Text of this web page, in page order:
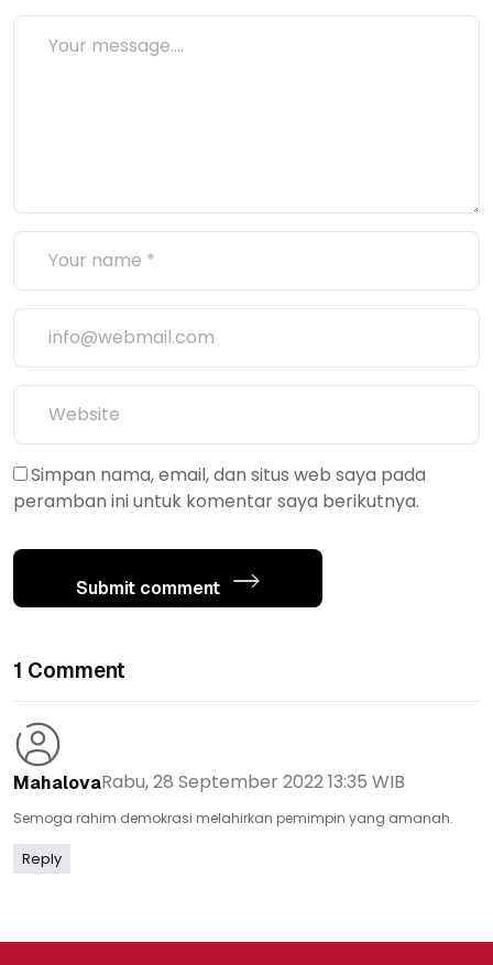
Simpan nama, email, dan situs web saya pada
peramban ini untuk komentar saya berikutnya.
Submit comment
1 Comment
MahalovaRabu, 28 September 2022 13:35 WIB
Semoga rahim demokrasi melahirkan pemimpin yang amanah.
Reply